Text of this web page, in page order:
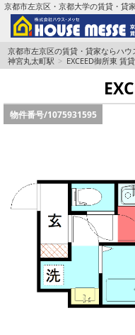
京都市左京区・京都大学の賃貸・貸
TOPページ
地域から検索
書類DL & 入居者さまへ
家族で住むならマンシ
一人暮らしの物件特集
ペット相談OKの賃貸！
京都市左京区の賃貸・貸家ならハウ
神宮丸太町駅
EXCEED御所東 賃
物件番号/1075931595